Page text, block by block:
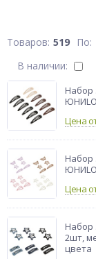
519 По:
В наличии:
Набор
Цена
Набор
Цена
Набор
2шт,
цвета